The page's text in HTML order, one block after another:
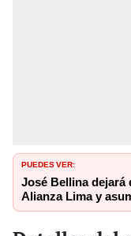
PUEDES VER:
José Bellina dejará
Alianza Lima y